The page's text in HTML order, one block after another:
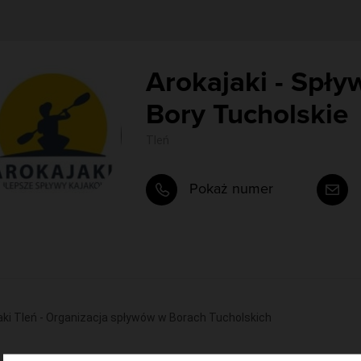
Arokajaki -
Bory Tucholskie
Pokaż numer
Tleń - Organizacja spływów w Borach Tucholskich